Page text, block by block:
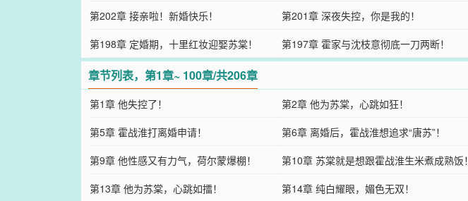
第202章 接亲啦！新婚快乐！
第201章 深夜失控，你是我的！
第198章 定婚期，十里红妆迎娶苏棠！
第197章 霍家与沈枝意彻底一刀两断！
章节列表，第1章~ 100章/共206章
第1章 他失控了！ 第2章 他为苏棠，心跳如狂！
第5章 霍战淮打离婚申请！
第6章 离婚后，霍战淮想追求“唐苏”！
第9章 他性感又有力气，荷尔蒙爆棚！
第10章 苏棠就是想跟霍战淮生米煮成熟饭！
第13章 他为苏棠，心跳如擂！
第14章 纯白耀眼，媚色无双！